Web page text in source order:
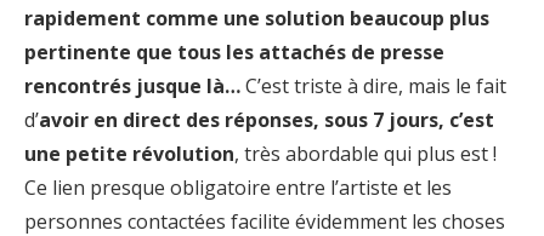
rapidement comme une solution beaucoup plus
pertinente que tous les attachés de presse
rencontrés jusque là…C’est triste à dire, mais le fait
d’avoir en direct des réponses, sous 7 jours, c’est
une petite révolution, très abordable qui plus est !
Ce lien presque obligatoire entre l’artiste et les
personnes contactées facilite évidemment les choses